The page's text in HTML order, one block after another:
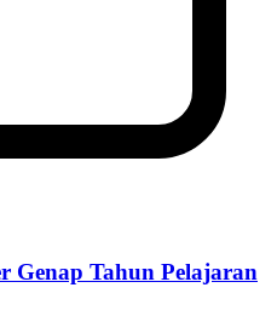
Genap Tahun Pelajaran